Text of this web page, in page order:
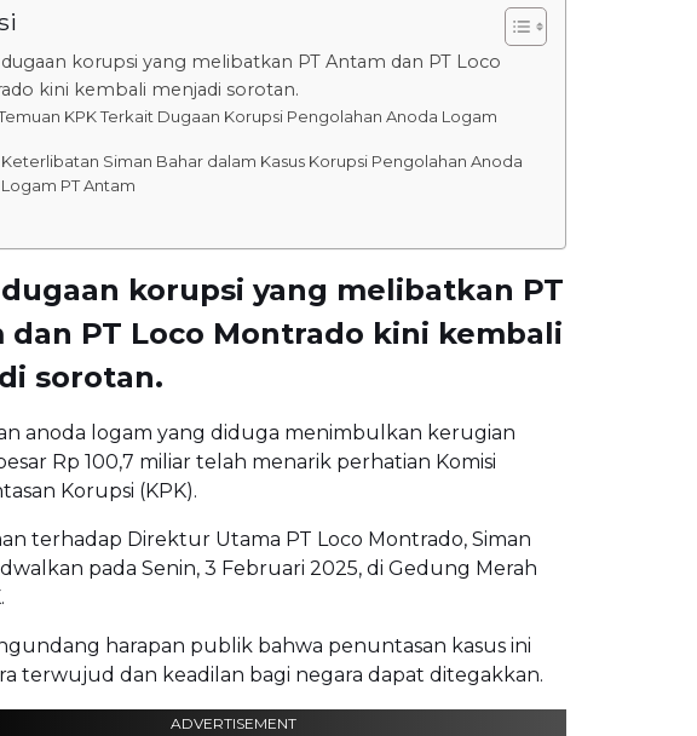
dugaan korupsi yang melibatkan PT Antam dan PT Loco
kini kembali menjadi sorotan.
KPK Terkait Dugaan Korupsi Pengolahan Anoda Logam
Keterlibatan Siman Bahar dalam Kasus Korupsi Pengolahan Anoda
Logam PT Antam
dugaan korupsi yang melibatkan PT
dan PT Loco Montrado kini kembali
sorotan.
anoda logam yang diduga menimbulkan kerugian
Rp 100,7 miliar telah menarik perhatian Komisi
Korupsi (KPK).
terhadap Direktur Utama PT Loco Montrado, Siman
pada Senin, 3 Februari 2025, di Gedung Merah
harapan publik bahwa penuntasan kasus ini
terwujud dan keadilan bagi negara dapat ditegakkan.
ADVERTISEMENT